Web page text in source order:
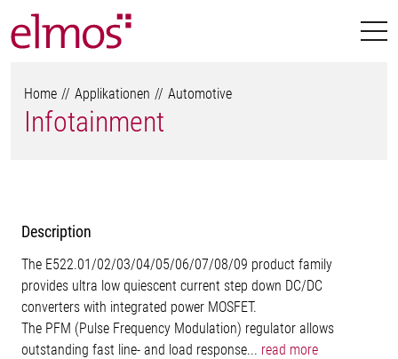
Home Applikationen Automotive
Infotainment
Description
The E522.01/02/03/04/05/06/07/08/09 product family
provides ultra low quiescent current step down DC/DC
converters with integrated power MOSFET.
The PFM (Pulse Frequency Modulation) regulator allows
outstanding fast line- and load response... read more